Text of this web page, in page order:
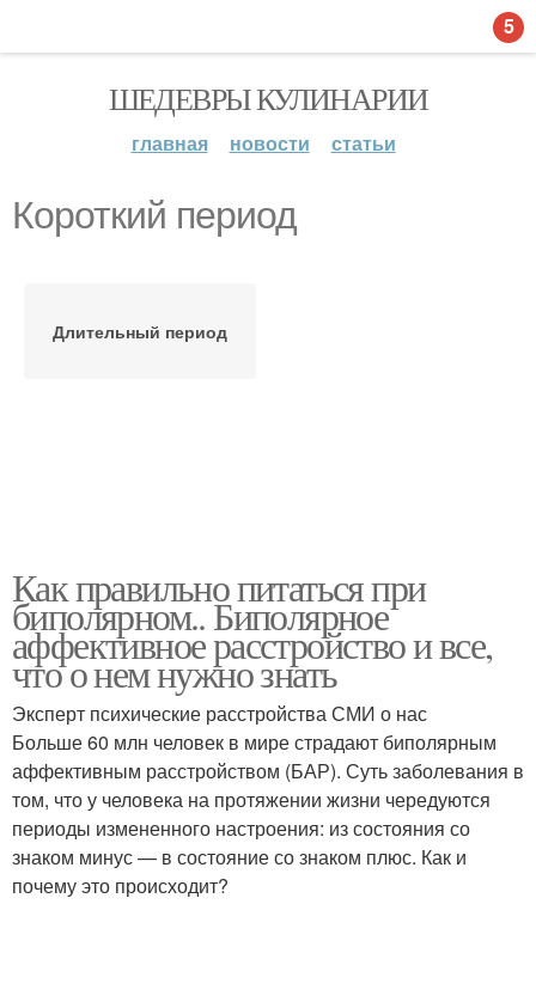
ШЕДЕВРЫ КУЛИНАРИИ
главная новости статьи
Короткий период
Длительный период
Как правильно питаться при
биполярном.. Биполярное
аффективное расстройство и все,
что о нем нужно знать
Эксперт психические расстройства СМИ о нас
Больше 60 млн человек в мире страдают биполярным
аффективным расстройством (БАР). Суть заболевания в
том, что у человека на протяжении жизни чередуются
периоды измененного настроения: из состояния со
знаком минус — в состояние со знаком плюс. Как и
почему это происходит?
5